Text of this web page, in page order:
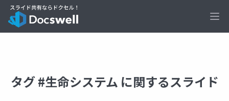
タグ #生命システム に関するスライド